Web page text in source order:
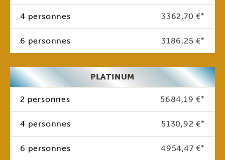
4 personnes 3362,70 €*
6 personnes 3186,25 €*
PLATINUM
2 personnes 5684,19 €*
4 personnes 5130,92 €*
6 personnes 4954,47 €*